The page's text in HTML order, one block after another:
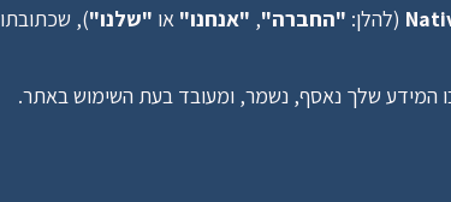
(להלן: "החברה", "אנחנו" או "שלנו"), שכתובתו
המידע שלך נאסף, נשמר, ומעובד בעת השימוש באתר.